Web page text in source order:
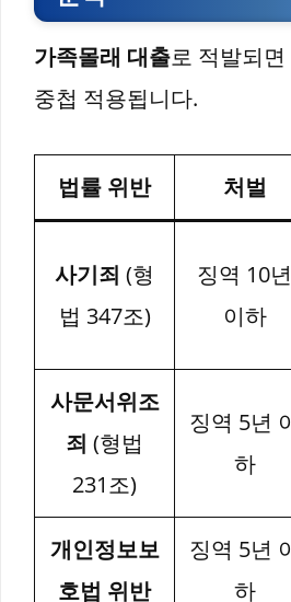
가족몰래 대출로 적발되
중첩 적용됩니다.
법률 위반 처벌
사기죄 (형
법 347조)
징역 10년
이하
사문서위조
죄 (형법
231조)
징역 5년
하
개인정보보
호법 위반
징역 5년
하